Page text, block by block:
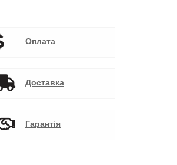
Оплата
Доставка
Гарантія